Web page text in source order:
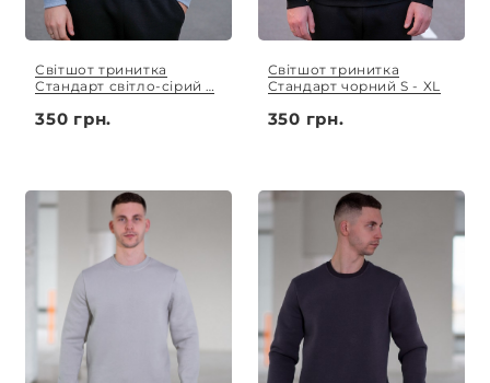
Світшот тринитка
Стандарт світло-сірий S
350 грн.
Світшот тринитка
Стандарт чорний S - XL
350 грн.